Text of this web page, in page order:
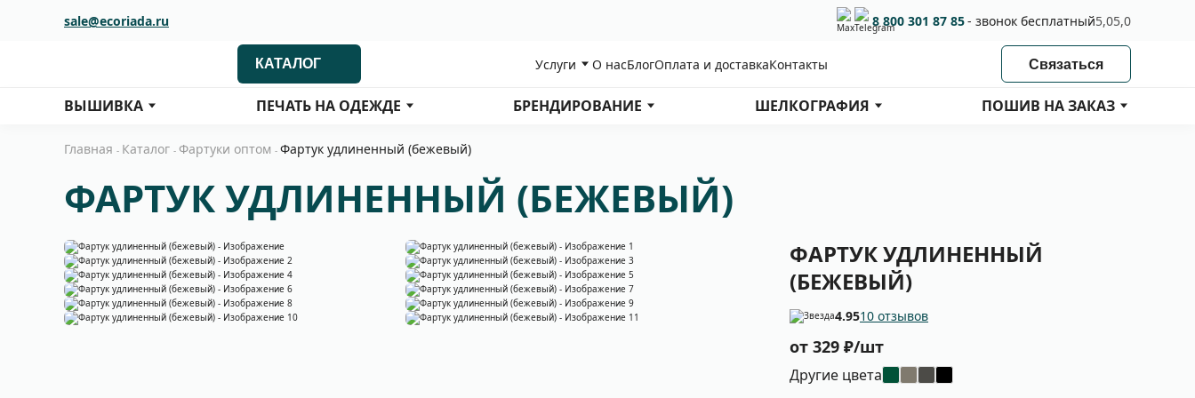
sale@ecoriada.ru 8 800 301 87 85- звонок бесплатный5,05,0
КАТАЛОГ Услуги О насБлогОплата и доставкаКонтакты Связаться
ВЫШИВКА ПЕЧАТЬ НА ОДЕЖДЕ БРЕНДИРОВАНИЕ ШЕЛКОГРАФИЯ ПОШИВ НА ЗАКАЗ
Главная - Каталог - Фартуки оптом - Фартук удлиненный (бежевый)
ФАРТУК УДЛИНЕННЫЙ (БЕЖЕВЫЙ)
ФАРТУК УДЛИНЕННЫЙ
(БЕЖЕВЫЙ)
4.9510 отзывов
от 329 ₽/шт
Другие цвета